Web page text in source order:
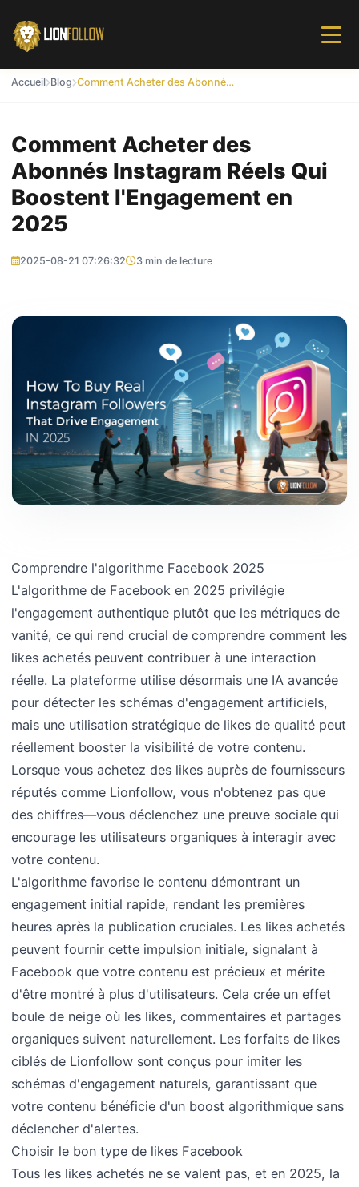
Accueil Blog Comment Acheter des Abonnés Instagram Réels Qui Boostent l'Engagement en 2025
Comment Acheter des
Abonnés Instagram Réels Qui
Boostent l'Engagement en
2025
2025-08-21 07:26:32 3 min de lecture
Comprendre l'algorithme Facebook 2025
L'algorithme de Facebook en 2025 privilégie
l'engagement authentique plutôt que les métriques de
vanité, ce qui rend crucial de comprendre comment les
likes achetés peuvent contribuer à une interaction
réelle. La plateforme utilise désormais une IA avancée
pour détecter les schémas d'engagement artificiels,
mais une utilisation stratégique de likes de qualité peut
réellement booster la visibilité de votre contenu.
Lorsque vous achetez des likes auprès de fournisseurs
réputés comme Lionfollow, vous n'obtenez pas que
des chiffres—vous déclenchez une preuve sociale qui
encourage les utilisateurs organiques à interagir avec
votre contenu.
L'algorithme favorise le contenu démontrant un
engagement initial rapide, rendant les premières
heures après la publication cruciales. Les likes achetés
peuvent fournir cette impulsion initiale, signalant à
Facebook que votre contenu est précieux et mérite
d'être montré à plus d'utilisateurs. Cela crée un effet
boule de neige où les likes, commentaires et partages
organiques suivent naturellement. Les forfaits de likes
ciblés de Lionfollow sont conçus pour imiter les
schémas d'engagement naturels, garantissant que
votre contenu bénéficie d'un boost algorithmique sans
déclencher d'alertes.
Choisir le bon type de likes Facebook
Tous les likes achetés ne se valent pas, et en 2025, la